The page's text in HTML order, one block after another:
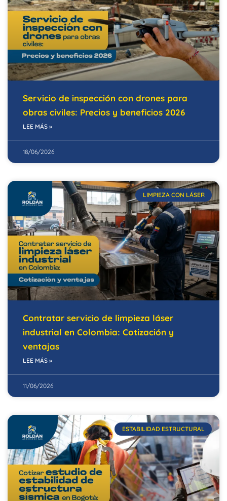
Servicio de inspección con drones para
obras civiles: Precios y beneficios 2026
LEE MÁS »
18/06/2026
LIMPIEZA CON LÁSER
Contratar servicio de limpieza láser
industrial en Colombia: Cotización y
ventajas
LEE MÁS »
11/06/2026
ESTABILIDAD ESTRUCTURAL